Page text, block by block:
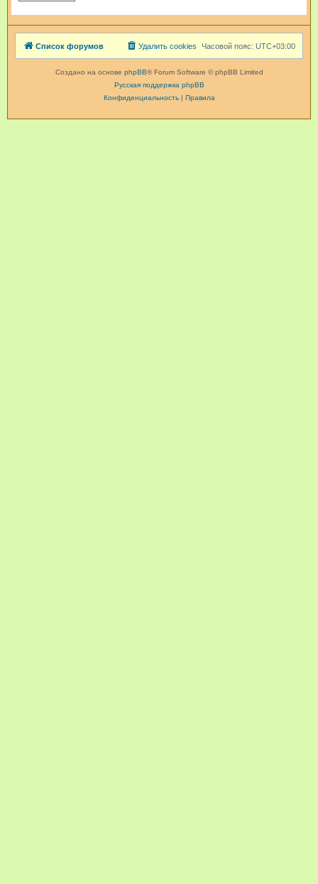
Список форумов Часовой пояс: UTC+03:00
Удалить cookies
Создано на основе phpBB® Forum Software © phpBB Limited
Русская поддержка phpBB
Конфиденциальность| Правила